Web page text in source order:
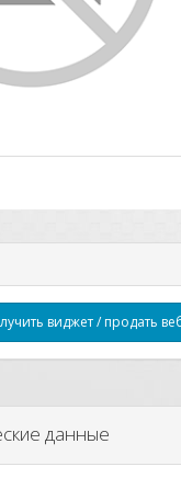
виджет / продать
данные